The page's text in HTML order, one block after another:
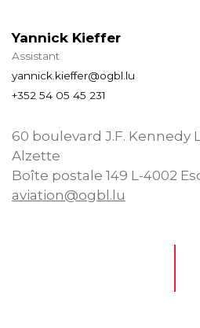
Yannick Kieffer
Assistant
yannick.kieffer@ogbl.lu
+352 54 05 45 231
60 boulevard J.F. Kennedy
Alzette
Boîte postale 149 L-4002
aviation@ogbl.lu